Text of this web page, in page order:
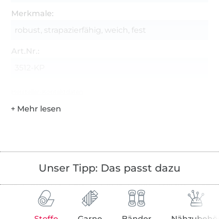
Merkmale:
robust, strapazierfähig, weich, fest
Art.Nr.:
Unser Tipp: Das passt dazu